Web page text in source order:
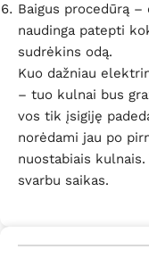
Baigus procedūrą
naudinga patepti
sudrėkins odą.
Kuo dažniau
– tuo kulnai bus
vos tik įsigiję
norėdami jau po
nuostabiais
svarbu saikas.